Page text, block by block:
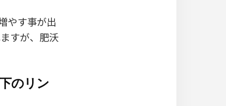
やす事が出
すが、肥沃
のリン